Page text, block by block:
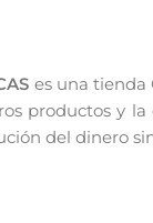
es una tienda
productos y
del dinero